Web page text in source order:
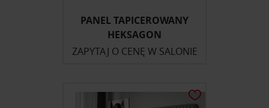
PANEL TAPICEROWANY
HEKSAGON
ZAPYTAJ O CENĘ W SALONIE